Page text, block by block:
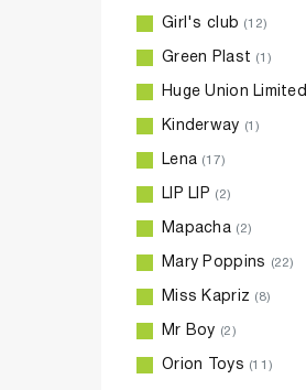
Girl's club (12)
Green Plast (1)
Huge Union Limited
Kinderway (1)
Lena (17)
LIP LIP (2)
Mapacha (2)
Mary Poppins (22)
Miss Kapriz (8)
Mr Boy (2)
Orion Toys (11)